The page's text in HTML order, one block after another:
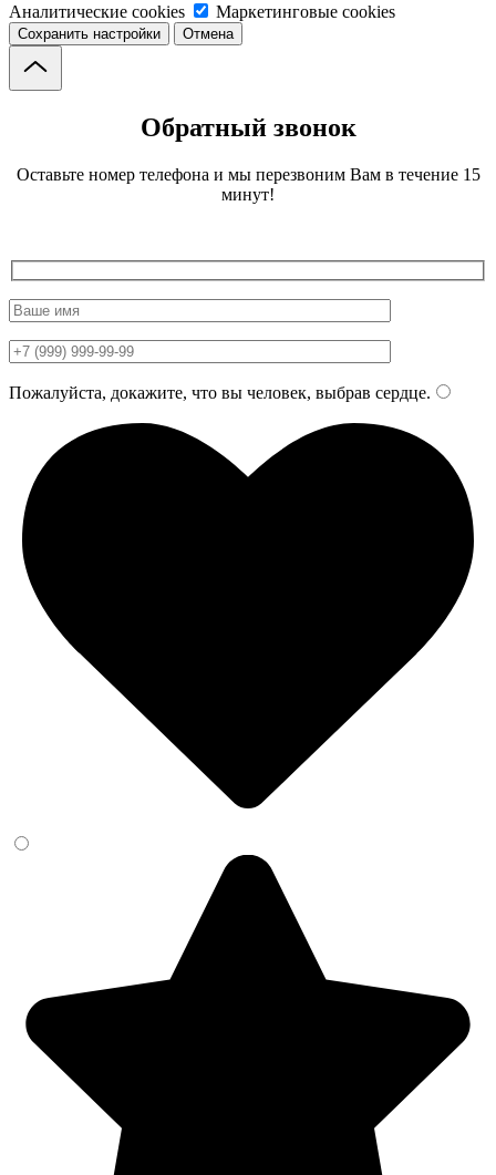
Аналитические cookies Маркетинговые cookies
Сохранить настройки Отмена
Обратный звонок
Оставьте номер телефона и мы перезвоним Вам в течение 15
минут!
Пожалуйста, докажите, что вы человек, выбрав сердце.